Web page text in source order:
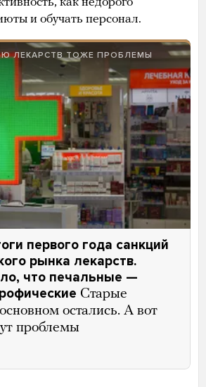
и обучать персонал.
ЛЕКАРСТВ ТОЖЕ ПРОБЛЕМЫ
первого года санкций
рынка лекарств.
что печальные —
Старые
остались. А вот
проблемы